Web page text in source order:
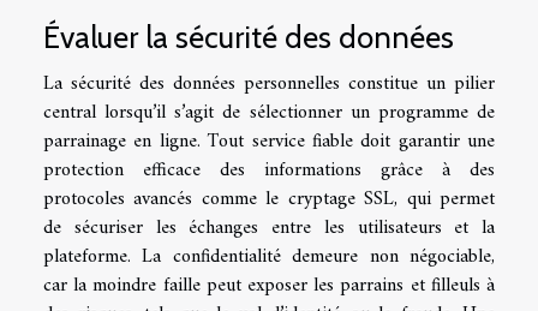
Évaluer la sécurité des données
La sécurité des données personnelles constitue un pilier
central lorsqu’il s’agit de sélectionner un programme de
parrainage en ligne. Tout service fiable doit garantir une
protection efficace des informations grâce à des
protocoles avancés comme le cryptage SSL, qui permet
de sécuriser les échanges entre les utilisateurs et la
plateforme. La confidentialité demeure non négociable,
car la moindre faille peut exposer les parrains et filleuls à